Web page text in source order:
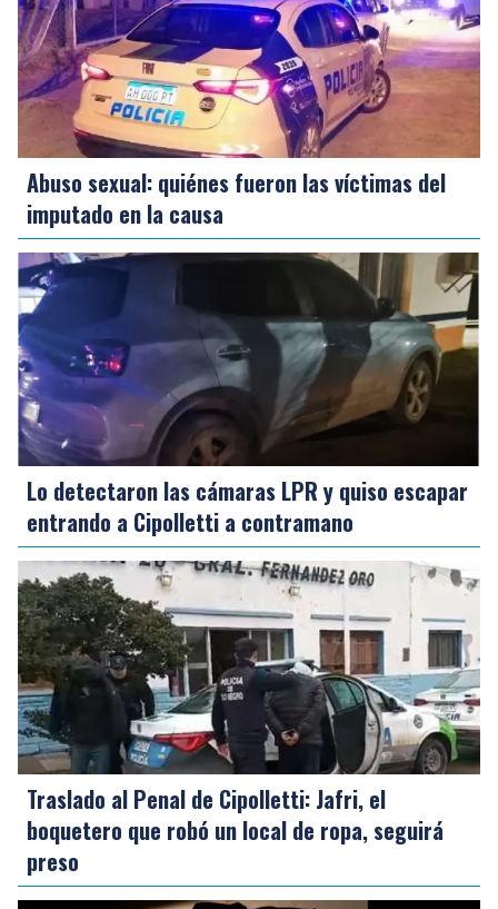
Abuso sexual: quiénes fueron las víctimas del
imputado en la causa
Lo detectaron las cámaras LPR y quiso escapar
entrando a Cipolletti a contramano
Traslado al Penal de Cipolletti: Jafri, el
boquetero que robó un local de ropa, seguirá
preso